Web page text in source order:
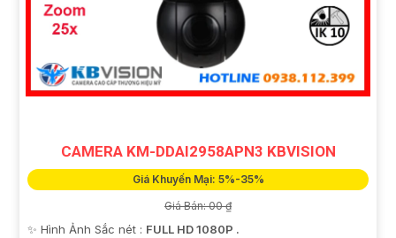
CAMERA KM-DDAI2958APN3 KBVISION
Giá Khuyến Mại: 5%-35%
Giá Bán: 00 ₫
✨ Hình Ảnh Sắc nét : FULL HD 1080P .